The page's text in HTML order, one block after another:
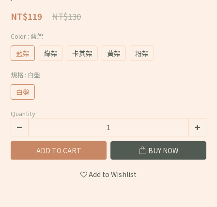
NT$130
NT$119
Color : 藍架
藍架 綠架 卡其架 黃架 粉架
規格 : 白盤
白盤
Quantity
ADD TO CART BUY NOW
Add to Wishlist